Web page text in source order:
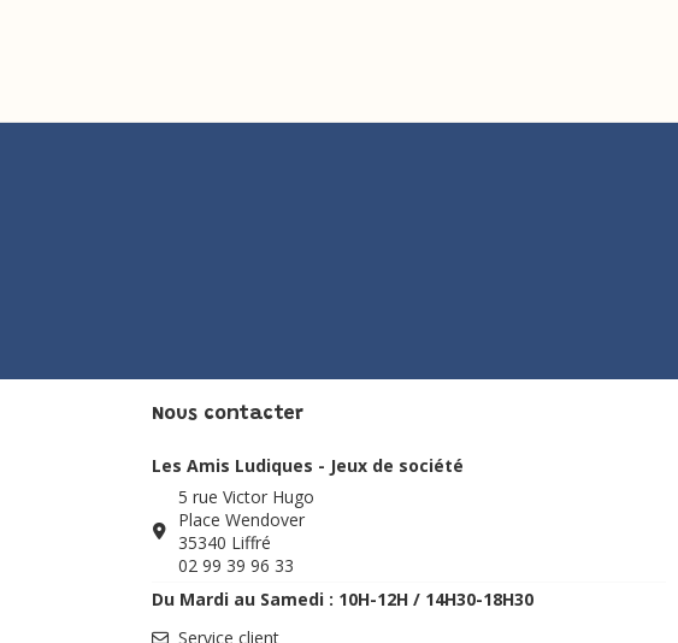
Nous contacter
Les Amis Ludiques - Jeux de société
5 rue Victor Hugo
Place Wendover
35340 Liffré
02 99 39 96 33
Du Mardi au Samedi : 10H-12H / 14H30-18H30
Service client